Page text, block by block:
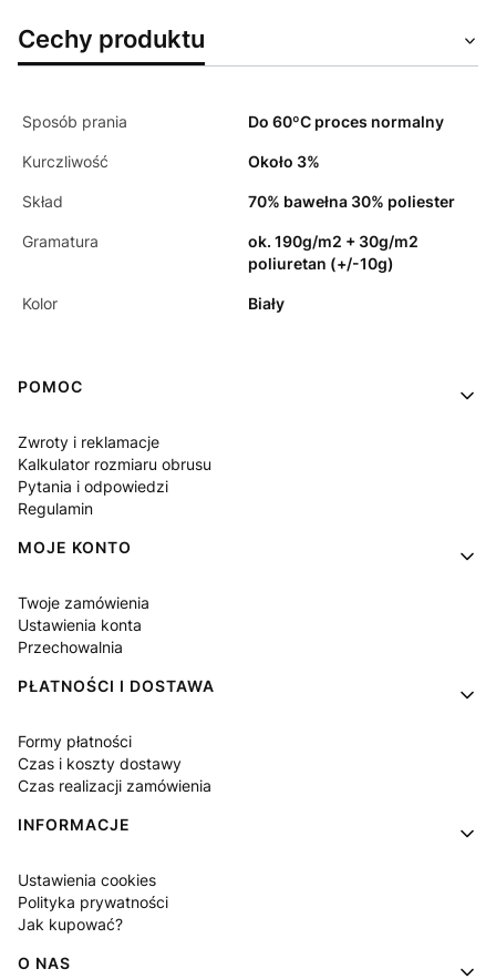
Cechy produktu
Sposób prania Do 60ºC proces normalny
Kurczliwość Około 3%
Skład 70% bawełna 30% poliester
Gramatura
ok. 190g/m2 + 30g/m2
poliuretan (+/-10g)
Kolor Biały
Linki w stopce
POMOC
Zwroty i reklamacje
Kalkulator rozmiaru obrusu
Pytania i odpowiedzi
Regulamin
MOJE KONTO
Twoje zamówienia
Ustawienia konta
Przechowalnia
PŁATNOŚCI I DOSTAWA
Formy płatności
Czas i koszty dostawy
Czas realizacji zamówienia
INFORMACJE
Ustawienia cookies
Polityka prywatności
Jak kupować?
O NAS